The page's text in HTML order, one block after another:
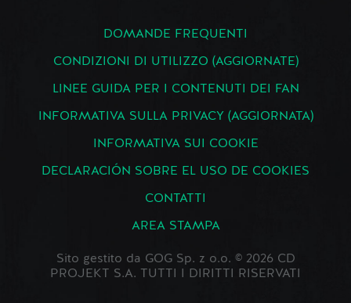
DOMANDE FREQUENTI
CONDIZIONI DI UTILIZZO (AGGIORNATE)
LINEE GUIDA PER I CONTENUTI DEI FAN
INFORMATIVA SULLA PRIVACY (AGGIORNATA)
INFORMATIVA SUI COOKIE
DECLARACIÓN SOBRE EL USO DE COOKIES
CONTATTI
AREA STAMPA
Sito gestito da GOG Sp. z o.o. © 2026 CD
PROJEKT S.A. TUTTI I DIRITTI RISERVATI